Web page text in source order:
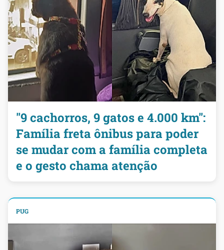
"9 cachorros, 9 gatos e 4.000 km":
Família freta ônibus para poder
se mudar com a família completa
e o gesto chama atenção
PUG